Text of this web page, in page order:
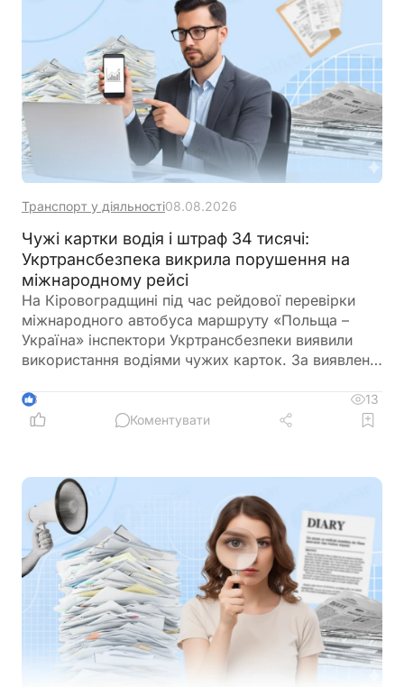
Транспорт у діяльності08.08.2026
Чужі картки водія і штраф 34 тисячі:
Укртрансбезпека викрила порушення на
міжнародному рейсі
На Кіровоградщині під час рейдової перевірки
міжнародного автобуса маршруту «Польща –
Україна» інспектори Укртрансбезпеки виявили
використання водіями чужих карток. За виявлене
34 тис. грн
3
13
Коментувати